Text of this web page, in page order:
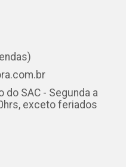
do SAC - Segunda a
exceto feriados